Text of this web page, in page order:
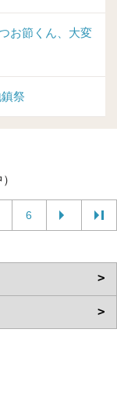
お節くん、大変
祭
6